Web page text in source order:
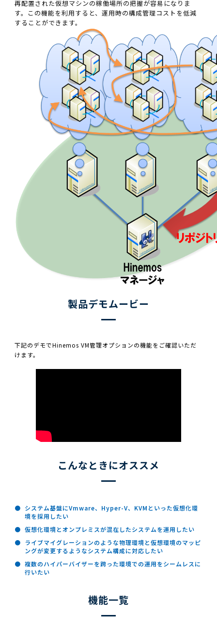
再配置された仮想マシンの稼働場所の把握が容易になりま
す。この機能を利用すると、運用時の構成管理コストを低減
することができます。
製品デモムービー
下記のデモでHinemos VM管理オプションの機能をご確認いただ
けます。
こんなときにオススメ
システム基盤にVmware、Hyper-V、KVMといった仮想化環
境を採用したい
仮想化環境とオンプレミスが混在したシステムを運用したい
ライブマイグレーションのような物理環境と仮想環境のマッピ
ングが変更するようなシステム構成に対応したい
複数のハイパーバイザーを跨った環境での運用をシームレスに
行いたい
機能一覧